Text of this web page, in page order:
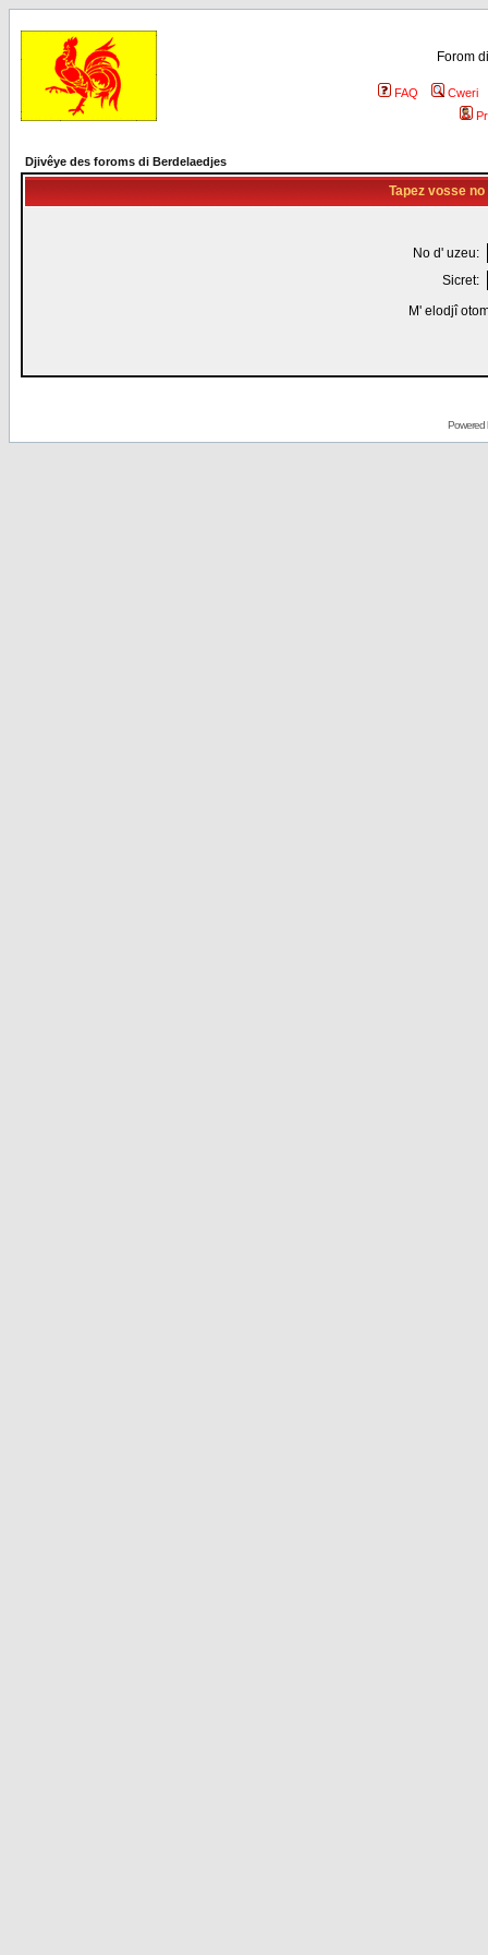
Forom
FAQ
Cweri
Djivêye des foroms di Berdelaedjes
Tapez vosse
No d' uzeu:
Sicret:
M' elodjî
Powered